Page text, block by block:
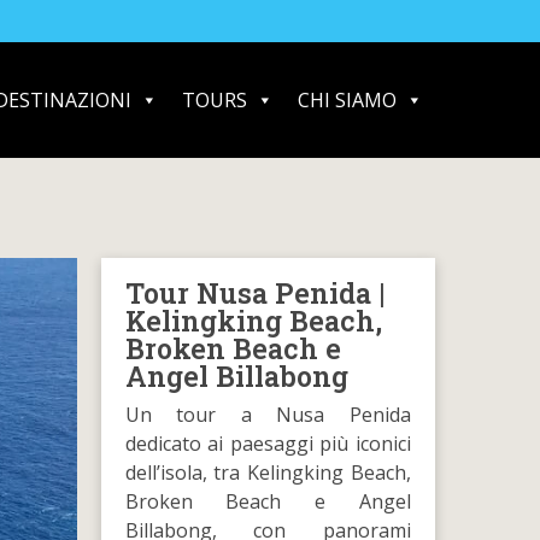
TOURS CHI SIAMO
Tour Nusa Penida |
Kelingking Beach,
Broken Beach e
Angel Billabong
Un tour a Nusa Penida
dedicato ai paesaggi più iconici
dell’isola, tra Kelingking Beach,
Broken Beach e Angel
Billabong, con panorami